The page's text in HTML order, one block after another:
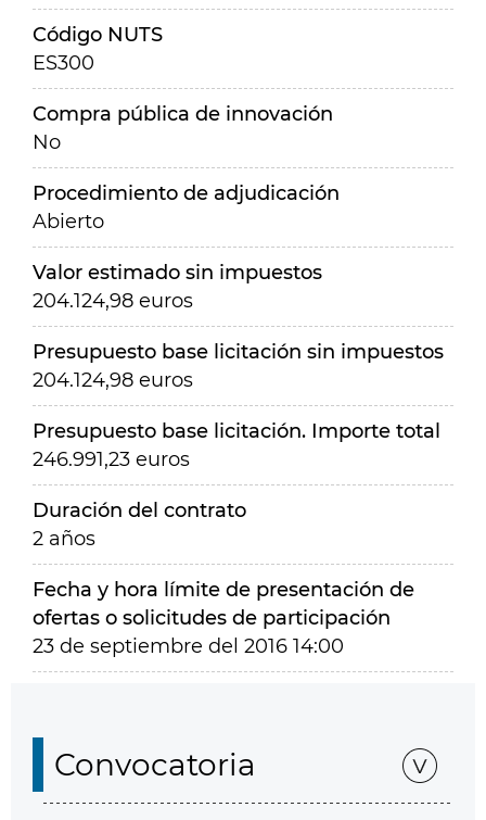
Código NUTS
ES300
Compra pública de innovación
No
Procedimiento de adjudicación
Abierto
Valor estimado sin impuestos
204.124,98 euros
Presupuesto base licitación sin impuestos
204.124,98 euros
Presupuesto base licitación. Importe total
246.991,23 euros
Duración del contrato
2 años
Fecha y hora límite de presentación de
ofertas o solicitudes de participación
23 de septiembre del 2016 14:00
Convocatoria